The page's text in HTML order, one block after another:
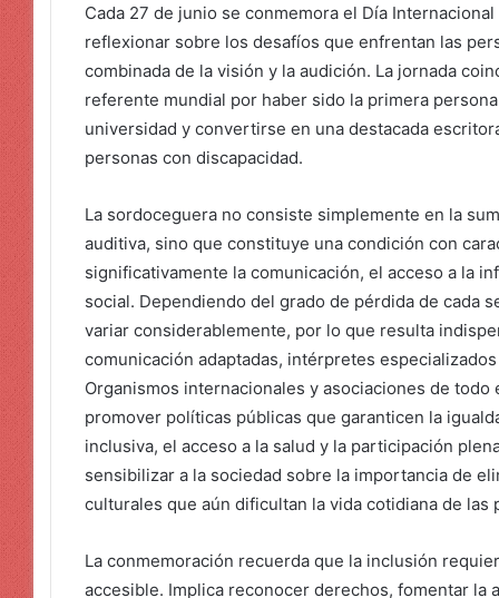
Cada 27 de junio se conmemora el Día
reflexionar sobre los desafíos que enfrentan las
combinada de la visión y la audición. La jornada
referente mundial por haber sido la primera
universidad y convertirse en una destacada
personas con discapacidad.
La sordoceguera no consiste simplemente en la
auditiva, sino que constituye una condición con
significativamente la comunicación, el acceso a la
social. Dependiendo del grado de pérdida de cada
variar considerablemente, por lo que resulta
comunicación adaptadas, intérpretes
Organismos internacionales y asociaciones de
promover políticas públicas que garanticen la
inclusiva, el acceso a la salud y la participación
sensibilizar a la sociedad sobre la importancia de
culturales que aún dificultan la vida cotidiana de las
La conmemoración recuerda que la inclusión
accesible. Implica reconocer derechos, fomentar la